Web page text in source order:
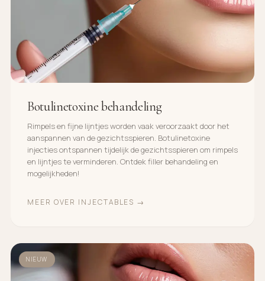
Botulinetoxine behandeling
Rimpels en fijne lijntjes worden vaak veroorzaakt door het
aanspannen van de gezichtsspieren. Botulinetoxine
injecties ontspannen tijdelijk de gezichtsspieren om rimpels
en lijntjes te verminderen. Ontdek filler behandeling en
mogelijkheden!
MEER OVER INJECTABLES →
NIEUW